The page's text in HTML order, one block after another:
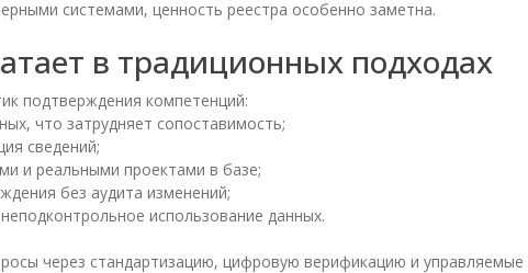
системами, ценность реестра особенно заметна.
в традиционных подходах
подтверждения компетенций:
что затрудняет сопоставимость;
сведений;
и реальными проектами в базе;
без аудита изменений;
использование данных.
через стандартизацию, цифровую верификацию и управляемые